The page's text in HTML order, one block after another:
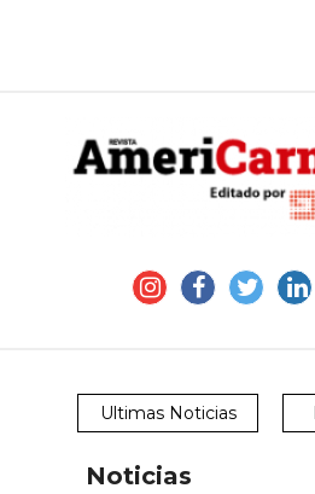
Ultimas Noticias
Noticias